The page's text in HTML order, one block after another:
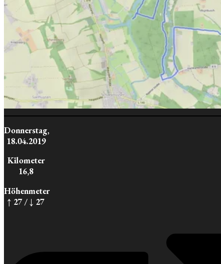
Donnerstag,
18.04.2019
Kilometer
16,8
Höhenmeter
↑ 27 / ↓ 27